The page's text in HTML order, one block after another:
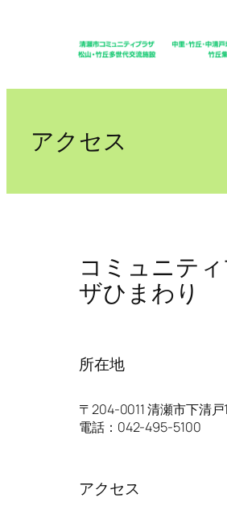
キ
アクセス
コミュニテ
ザひまわり
所在地
〒204-0011 清瀬市下清
電話：042-495-5100
アクセス